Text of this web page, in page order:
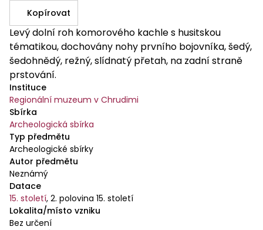
Kopírovat
Levý dolní roh komorového kachle s husitskou
tématikou, dochovány nohy prvního bojovníka, šedý,
šedohnědý, režný, slídnatý přetah, na zadní straně
prstování.
Instituce
Regionální muzeum v Chrudimi
Sbírka
Archeologická sbírka
Typ předmětu
Archeologické sbírky
Autor předmětu
Neznámý
Datace
15. století, 2. polovina 15. století
Lokalita/místo vzniku
Bez určení